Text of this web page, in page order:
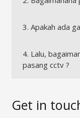
3. Apakah ada
4. Lalu,
pasang cctv ?
Get in